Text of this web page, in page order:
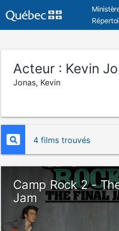
Acteur : Kevin
Jonas, Kevin
4 films trouvés
Camp Rock 2 -
Jam